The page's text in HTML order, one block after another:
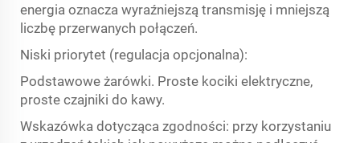
energia oznacza wyraźniejszą transmisję i mniejszą
liczbę przerwanych połączeń.
Niski priorytet (regulacja opcjonalna):
Podstawowe żarówki. Proste kociki elektryczne,
proste czajniki do kawy.
Wskazówka dotycząca zgodności: przy korzystaniu